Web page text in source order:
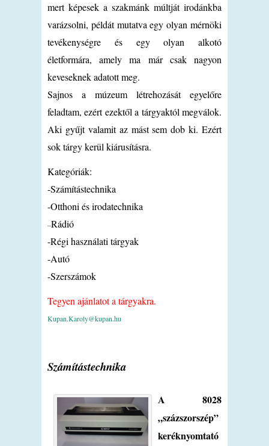
mert képesek a szakmánk múltját irodánkba
varázsolni, példát mutatva egy olyan mérnöki
tevékenységre és egy olyan alkotó
életformára, amely ma már csak nagyon
keveseknek adatott meg.
Sajnos a múzeum létrehozását egyelőre
feladtam, ezért ezektől a tárgyaktól megválok.
Aki gyűjt valamit az mást sem dob ki. Ezért
sok tárgy kerül kiárusításra.
Kategóriák:
-Számítástechnika
-Otthoni és irodatechnika
–Rádió
-Régi használati tárgyak
-Autó
-Szerszámok
Tegyen ajánlatot a tárgyakra.
Kupan.Karoly@kupan.hu
Számítástechnika
A 8028
„százszorszép”
keréknyomtató